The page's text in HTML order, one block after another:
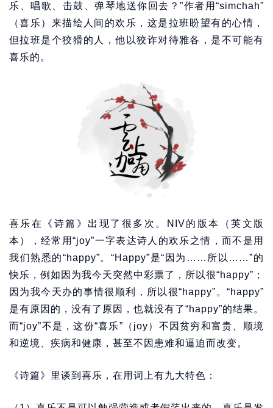
乐、唱歌、击鼓、弹琴地送你回去？”作者用“simchah”
（喜乐）来描绘人间的欢乐，这是拉班盼望有的心情，
但拉班是个狡猾的人，他以狡诈对待雅各，是不可能有
喜乐的。
喜乐在《诗篇》出现了很多次。NIV的版本（英文版
本），经常用“joy”一字表达诗人的欢乐之情，而不是用
我们熟悉的“happy”。“Happy”是“因为……所以……”的
快乐，例如因为我今天突然中彩票了，所以很“happy”；
因为我今天办的事情很顺利，所以很“happy”。“happy”
是有原因的，没有了原因，也就没有了“happy”的结果。
而“joy”不是，这份“喜乐”（joy）不因贫穷和富贵、顺境
和逆境、疾病和健康，甚至不因患难和逼迫而改变。
《诗篇》里谈到喜乐，在用词上有九大特色：